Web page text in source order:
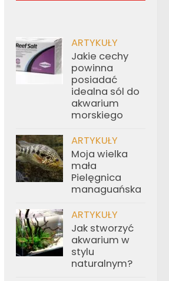
ARTYKUŁY
Jakie cechy
powinna
posiadać
idealna sól do
akwarium
morskiego
ARTYKUŁY
Moja wielka
mała
Pielęgnica
managuańska
ARTYKUŁY
Jak stworzyć
akwarium w
stylu
naturalnym?